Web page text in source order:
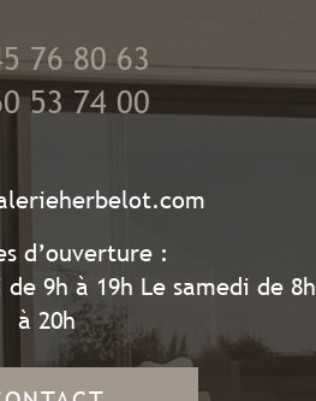
76 80 63
53 74 00
d’ouverture :
9h à 19h Le samedi de 8h
à 20h